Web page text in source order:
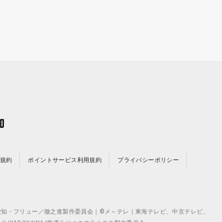
約 ポイントサービス利用規約 プライバシーポリシー
フリュー／徹之進製作委員会｜©メ～テレ｜東海テレビ、中京テレビ、